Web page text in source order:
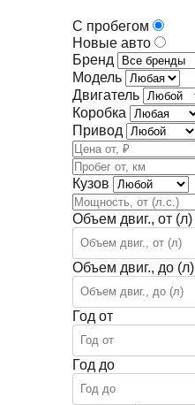
С пробегом
Новые авто
Бренд
Модель
Двигатель
Коробка
Привод
Кузов
Объем двиг., от (л)
Объем двиг., до (л)
Год от
Год до